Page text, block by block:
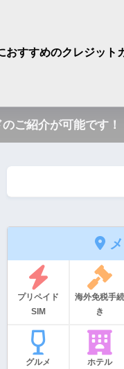
おすすめのクレジット
ご紹介が可能です！
プリペイド
SIM
海外免税手続
き
グルメ ホテル